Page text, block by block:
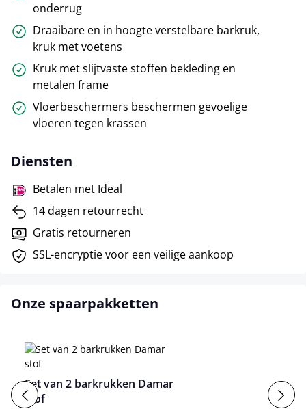
onderrug
Draaibare en in hoogte verstelbare barkruk,
kruk met voetens
Kruk met slijtvaste stoffen bekleding en
metalen frame
Vloerbeschermers beschermen gevoelige
vloeren tegen krassen
Diensten
Betalen met Ideal
14 dagen retourrecht
Gratis retourneren
SSL-encryptie voor een veilige aankoop
Onze spaarpakketten
Set van 2 barkrukken Damar
stof